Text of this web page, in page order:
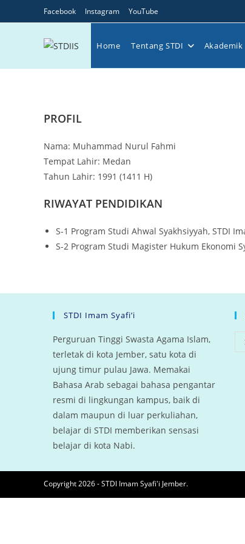
to
Facebook Instagram YouTube
Home Tentang STDI Akademik
PROFIL
Nama: Muhammad Nurul Fahmi
Tempat Lahir: Medan
Tahun Lahir: 1991 (1411 H)
RIWAYAT PENDIDIKAN
S-1 Program Studi Ahwal Syakhsiyyah, STDI
S-2 Program Studi Magister Hukum Ekonomi
STDI Imam Syafi’i
Perguruan Tinggi Swasta Agama Islam,
terletak di kota Jember, satu kota di
ujung timur pulau Jawa. Memakai
Bahasa Arab sebagai bahasa pengantar
resmi di lingkungan kampus, baik di
dalam maupun di luar perkuliahan,
belajar di STDI memberikan sensasi
belajar di kota Nabi.
Copyright 2026 - STDI Imam Syafi'i Jember.